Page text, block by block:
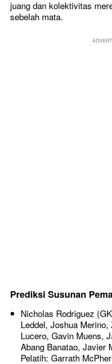
juang dan kolektivitas
sebelah mata.
Prediksi Susunan
Nicholas Rodriguez
Leddel, Joshua
Lucero, Gavin Muens,
Abang Banatao, Javier
Pelatih: Garrath